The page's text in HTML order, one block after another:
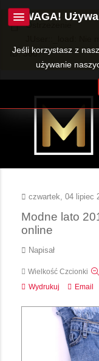
Ostrzeżenie
JUser::_load: Nie
ID: 360.
czwartek, 04 lipiec
Modne lato
online
Napisał
Wielkość Czcionki
Wydrukuj
Email
UWAGA!
Jeśli korzystasz z
używanie